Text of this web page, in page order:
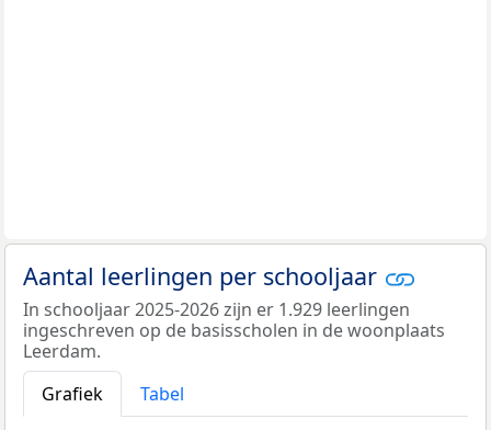
Aantal leerlingen per schooljaar
In schooljaar 2025-2026 zijn er 1.929 leerlingen
ingeschreven op de basisscholen in de woonplaats
Leerdam.
Grafiek
Tabel